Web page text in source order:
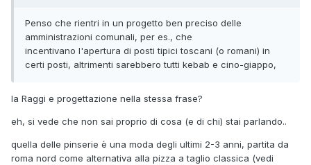
Penso che rientri in un progetto ben preciso delle
amministrazioni comunali, per es., che
incentivano l'apertura di posti tipici toscani (o romani) in
certi posti, altrimenti sarebbero tutti kebab e cino-giappo,
la Raggi e progettazione nella stessa frase?
eh, si vede che non sai proprio di cosa (e di chi) stai parlando..
quella delle pinserie è una moda degli ultimi 2-3 anni, partita da
roma nord come alternativa alla pizza a taglio classica (vedi